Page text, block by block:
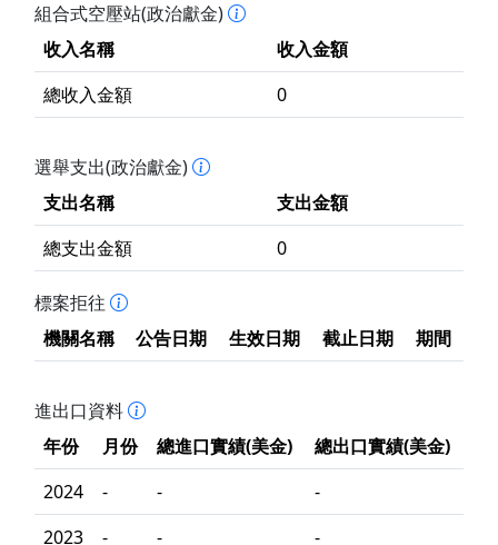
組合式空壓站(政治獻金)
收入名稱
收入金額
總收入金額
0
選舉支出(政治獻金)
支出名稱
支出金額
總支出金額
0
標案拒往
機關名稱
公告日期 生效日期 截止日期 期間
進出口資料
年份
月份 總進口實績(美金)
總出口實績(美金)
2024
- -
-
2023
- -
-